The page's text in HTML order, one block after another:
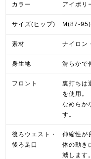
カラー アイボリ
サイズ(ヒップ) M(87-
素材 ナイロン
身生地 滑らかで
フロント
裏打ちは
を使用。
なめらか
す。
後ろウエスト・
後ろ足口
伸縮性が
体の動き
減します。